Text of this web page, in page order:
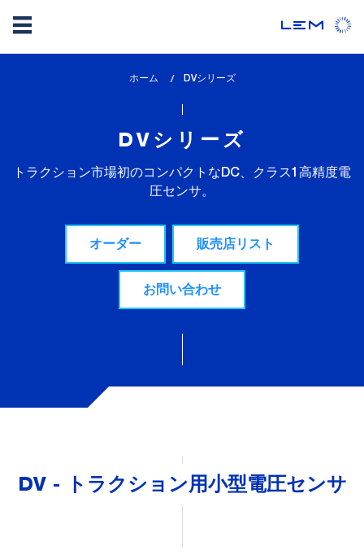
ホーム
lem_current_page
DVシリーズ
DVシリーズ
トラクション市場初のコンパクトなDC、クラス1高精度電
圧センサ。
オーダー 販売店リスト
お問い合わせ
DV - トラクション用小型電圧センサ